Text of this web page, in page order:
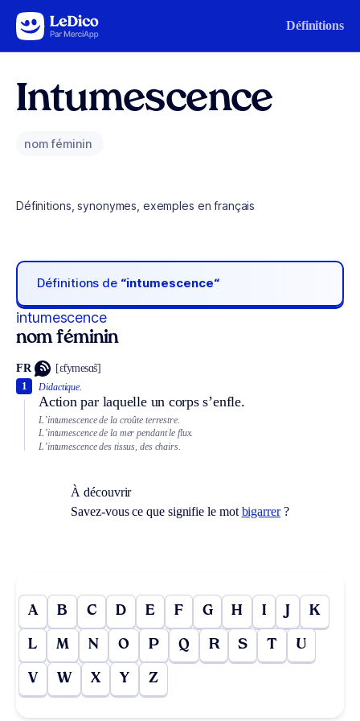
Aller au contenu Définitions
Intumescence
nom féminin
Définitions, synonymes, exemples en français
Définitions de “intumescence“
intumescence
nom féminin
FR [ɛ̃tymesɑ̃s]
Didactique.
Action par laquelle un corps s’enfle.
1
L’intumescence de la croûte terrestre.
L’intumescence de la mer pendant le flux.
L’intumescence des tissus, des chairs.
À découvrir
Savez-vous ce que signifie le mot bigarrer?
A B C D E F G H I J K
L M N O P Q R S T U
V W X Y Z